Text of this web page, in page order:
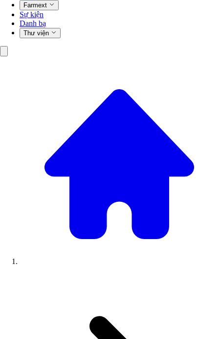
Farmext
Sự kiện
Danh bạ
Thư viện